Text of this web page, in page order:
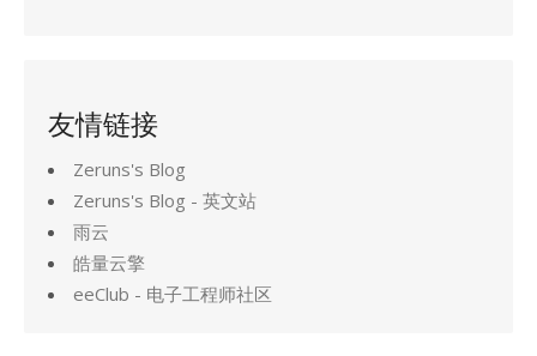
友情链接
Zeruns's Blog
Zeruns's Blog - 英文站
雨云
皓量云擎
eeClub - 电子工程师社区